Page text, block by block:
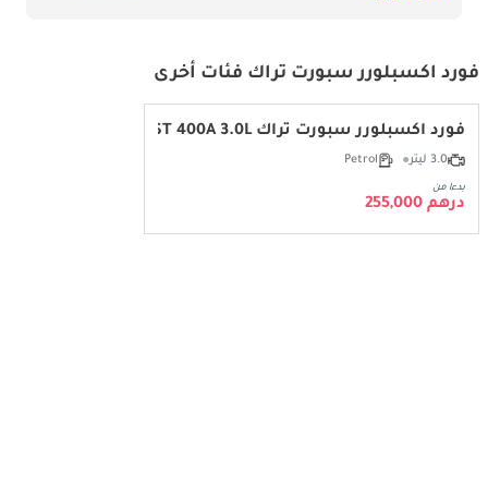
فورد اكسبلورر سبورت تراك فئات أخرى
فورد اكسبلورر سبورت تراك ST 400A 3.0L
3.0 ليتر Petrol
بدءا من
درهم 255,000